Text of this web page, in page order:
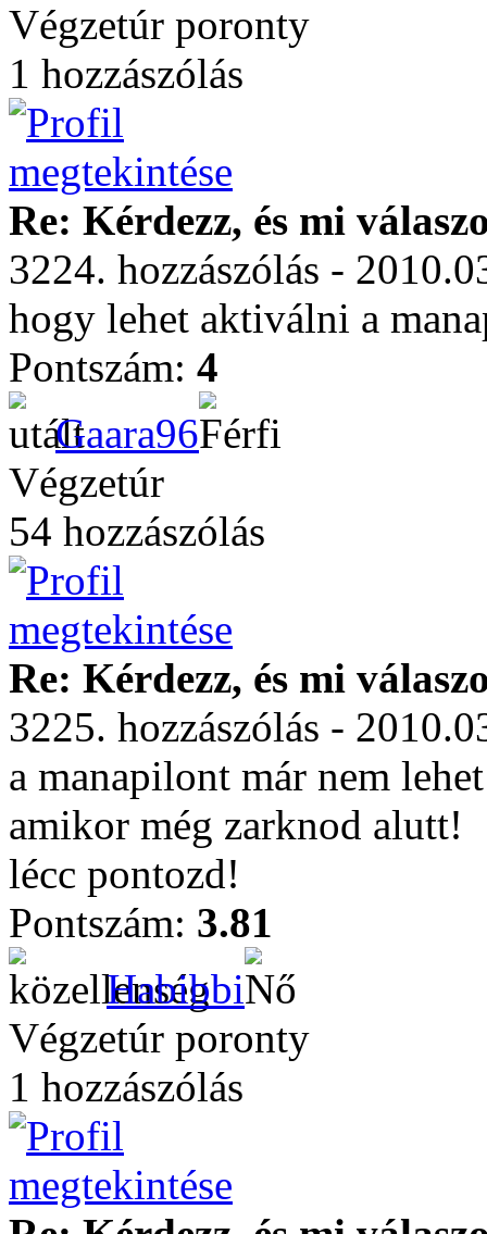
Végzetúr poronty
1 hozzászólás
Re: Kérdezz, és mi
3224. hozzászólás -
hogy lehet aktiválni a
Pontszám: 4
Gaara96
Végzetúr
54 hozzászólás
Re: Kérdezz, és mi
3225. hozzászólás -
a manapilont már nem
amikor még zarknod alutt!
lécc pontozd!
Pontszám: 3.81
Habibbi
Végzetúr poronty
1 hozzászólás